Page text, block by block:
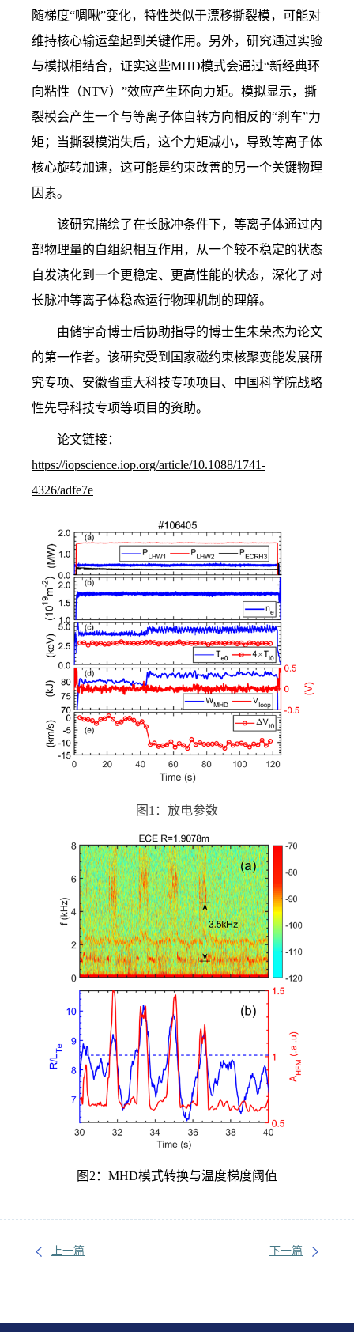
随梯度“啁啾”变化，特性类似于漂移撕裂模，可能对
维持核心输运垒起到关键作用。另外，研究通过实验
与模拟相结合，证实这些MHD模式会通过“新经典环
向粘性（NTV）”效应产生环向力矩。模拟显示，撕
裂模会产生一个与等离子体自转方向相反的“刹车”力
矩；当撕裂模消失后，这个力矩减小，导致等离子体
核心旋转加速，这可能是约束改善的另一个关键物理
因素。
该研究描绘了在长脉冲条件下，等离子体通过内
部物理量的自组织相互作用，从一个较不稳定的状态
自发演化到一个更稳定、更高性能的状态，深化了对
长脉冲等离子体稳态运行物理机制的理解。
由储宇奇博士后协助指导的博士生朱荣杰为论文
的第一作者。该研究受到国家磁约束核聚变能发展研
究专项、安徽省重大科技专项项目、中国科学院战略
性先导科技专项等项目的资助。
论文链接：
https://iopscience.iop.org/article/10.1088/1741-
4326/adfe7e
图 1 ：放电参数
图 2 ： MHD模式转换与温度梯度阈值
上一篇 下一篇